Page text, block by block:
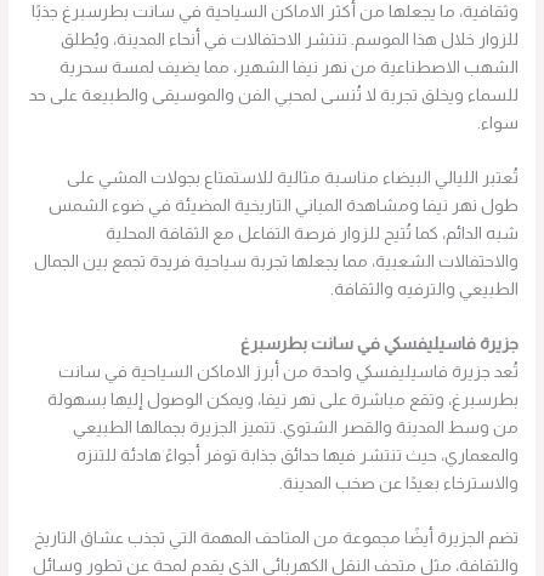
وثقافية، ما يجعلها من أكثر الاماكن السياحية في سانت بطرسبرغ جذبًا
للزوار خلال هذا الموسم. تنتشر الاحتفالات في أنحاء المدينة، ويُطلق
الشهب الاصطناعية من نهر نيفا الشهير، مما يضيف لمسة سحرية
للسماء ويخلق تجربة لا تُنسى لمحبي الفن والموسيقى والطبيعة على حد
سواء.
تُعتبر الليالي البيضاء مناسبة مثالية للاستمتاع بجولات المشي على
طول نهر نيفا ومشاهدة المباني التاريخية المضيئة في ضوء الشمس
شبه الدائم، كما تُتيح للزوار فرصة التفاعل مع الثقافة المحلية
والاحتفالات الشعبية، مما يجعلها تجربة سياحية فريدة تجمع بين الجمال
الطبيعي والترفيه والثقافة.
جزيرة فاسيليفسكي في سانت بطرسبرغ
تُعد جزيرة فاسيليفسكي واحدة من أبرز الاماكن السياحية في سانت
بطرسبرغ، وتقع مباشرة على نهر نيفا، ويمكن الوصول إليها بسهولة
من وسط المدينة والقصر الشتوي. تتميز الجزيرة بجمالها الطبيعي
والمعماري، حيث تنتشر فيها حدائق جذابة توفر أجواءً هادئة للتنزه
والاسترخاء بعيدًا عن صخب المدينة.
تضم الجزيرة أيضًا مجموعة من المتاحف المهمة التي تجذب عشاق التاريخ
والثقافة، مثل متحف النقل الكهربائي الذي يقدم لمحة عن تطور وسائل